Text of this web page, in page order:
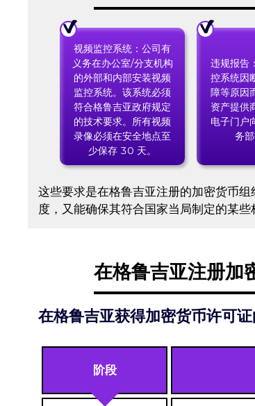
视频监控系统：公司有
义务在办公室/分支机构
的外部和内部安装视频
监控系统。该系统必须
符合格鲁吉亚政府规定
的技术要求。所有视频
录像必须在安全地点至
少保存 30 天。
违规报告
控系统因
障等原因
资产提供
电子门户
务部
这些要求是在格鲁吉亚注册的加密货币
度，又能确保其符合国家当局制定的某些
在格鲁吉亚注册加
在格鲁吉亚获得加密货币许可
阶段